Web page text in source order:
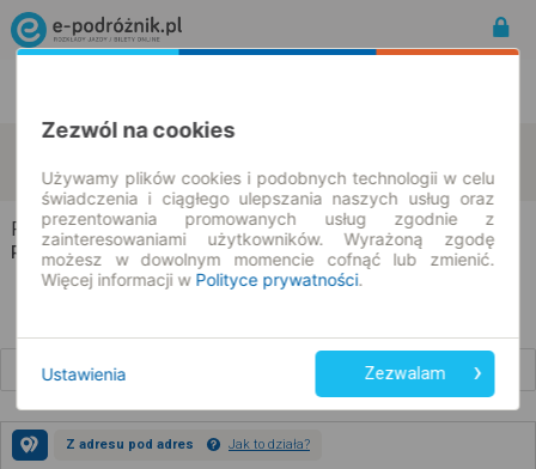
10.08.2026 | -- : --
Praha → Oława
Rozkład jazdy i bilety
Z adresu pod adres Jak to działa?
Zezwól na cookies
Używamy plików cookies i podobnych technologii w celu
świadczenia i ciągłego ulepszania naszych usług oraz
prezentowania promowanych usług zgodnie z
zainteresowaniami użytkowników. Wyrażoną zgodę
możesz w dowolnym momencie cofnąć lub zmienić.
Więcej informacji w Polityce prywatności.
Ustawienia Zezwalam